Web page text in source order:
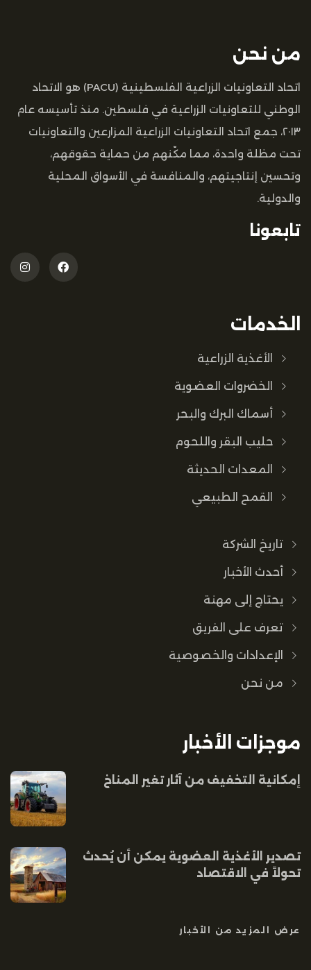
من نحن
اتحاد التعاونيات الزراعية الفلسطينية (PACU) هو الاتحاد
الوطني للتعاونيات الزراعية في فلسطين. منذ تأسيسه عام
٢٠١٣، جمع اتحاد التعاونيات الزراعية المزارعين والتعاونيات
تحت مظلة واحدة، مما مكّنهم من حماية حقوقهم،
وتحسين إنتاجيتهم، والمنافسة في الأسواق المحلية
والدولية.
تابعونا
الخدمات
الأغذية الزراعية
الخضروات العضوية
أسماك البرك والبحر
حليب البقر واللحوم
المعدات الحديثة
القمح الطبيعي
تاريخ الشركة
أحدث الأخبار
يحتاج إلى مهنة
تعرف على الفريق
الإعدادات والخصوصية
من نحن
موجزات الأخبار
إمكانية التخفيف من آثار تغير المناخ
تصدير الأغذية العضوية يمكن أن يُحدث
تحولاً في الاقتصاد
عرض المزيد من الأخبار